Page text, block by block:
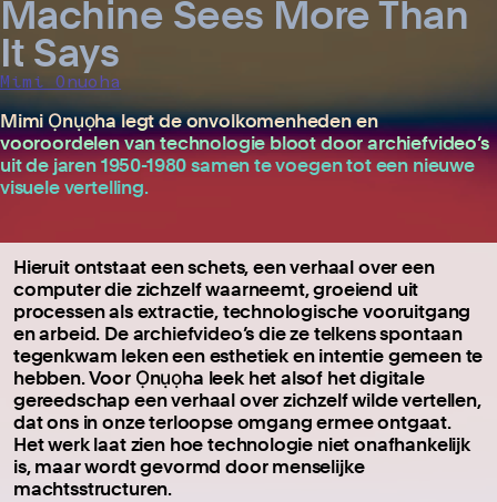
Machine Sees More Than
It Says
Mimi Onuoha
Mimi Ọnụọha legt de onvolkomenheden en
vooroordelen van technologie bloot door archiefvideo’s
uit de jaren 1950-1980 samen te voegen tot een nieuwe
visuele vertelling.
Hieruit ontstaat een schets, een verhaal over een
computer die zichzelf waarneemt, groeiend uit
processen als extractie, technologische vooruitgang
en arbeid. De archiefvideo’s die ze telkens spontaan
tegenkwam leken een esthetiek en intentie gemeen te
hebben. Voor Ọnụọha leek het alsof het digitale
gereedschap een verhaal over zichzelf wilde vertellen,
dat ons in onze terloopse omgang ermee ontgaat.
Het werk laat zien hoe technologie niet onafhankelijk
is, maar wordt gevormd door menselijke
machtsstructuren.